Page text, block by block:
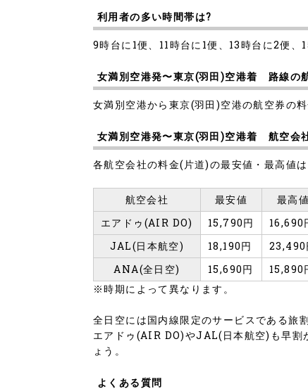
利用者の多い時間帯は?
9時台に1便、11時台に1便、13時台に2便
女満別空港発〜東京(羽田)空港着 路線の
女満別空港から東京(羽田)空港の航空券の
女満別空港発〜東京(羽田)空港着 航空会
各航空会社の料金(片道)の最安値・最高値は
航空会社 最安値
最高値
エアドゥ(AIR DO)
15,790円
16,690
JAL(日本航空)
18,190円
23,490
ANA(全日空)
15,690円
15,890
※時期によって異なります。
全日空には国内線限定のサービスである旅
エアドゥ(AIR DO)やJAL(日本航空)も早割
ょう。
よくある質問